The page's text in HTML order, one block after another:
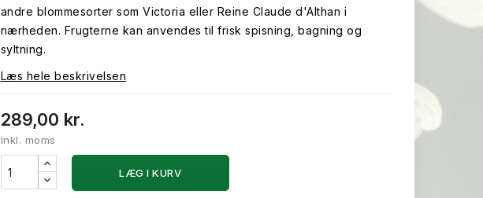
andre blommesorter som Victoria eller Reine Claude d'Althan i
nærheden. Frugterne kan anvendes til frisk spisning, bagning og
syltning.
Læs hele beskrivelsen
289,00 kr.
Inkl. moms
LÆG I KURV